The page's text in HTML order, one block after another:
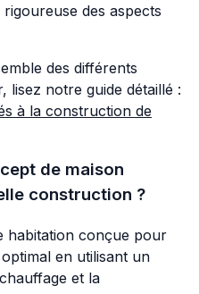
des aspects
des différents
lisez notre guide détaillé :
à la construction de
de maison
construction ?
habitation conçue pour
en utilisant un
et la